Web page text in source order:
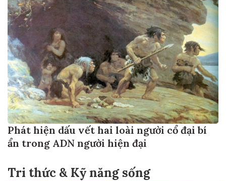
Phát hiện dấu vết hai loài người cổ đại bí
ẩn trong ADN người hiện đại
Tri thức & Kỹ năng sống